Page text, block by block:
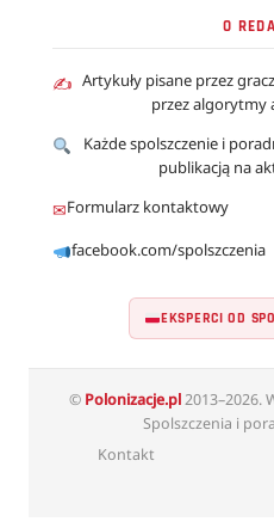
O
✍ Artykuły pisane przez
przez algorytmy
Każde spolszczenie i
publikacją na
✉Formularz kontaktowy
facebook.com/spolszczenia
EKSPERCI OD
© Polonizacje.pl2013–2026.
Spolszczenia i
Kontakt